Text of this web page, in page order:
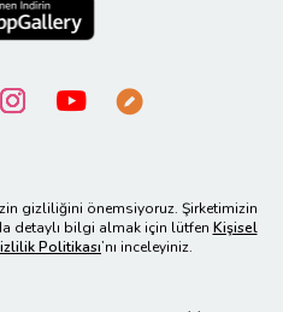
gizliliğini önemsiyoruz. Şirketimizin
detaylı bilgi almak için lütfen Kişisel
Politikası’nı inceleyiniz.